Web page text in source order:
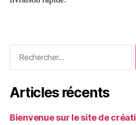
Articles récents
Bienvenue sur le site de